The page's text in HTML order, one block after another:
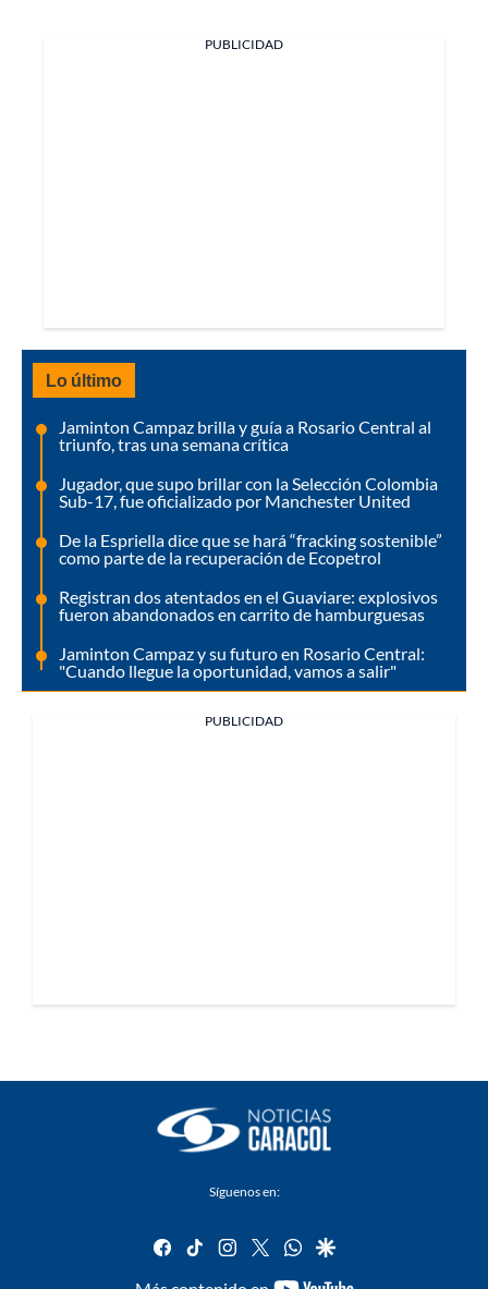
PUBLICIDAD
Lo último
Jaminton Campaz brilla y guía a Rosario Central al
triunfo, tras una semana crítica
Jugador, que supo brillar con la Selección Colombia
Sub-17, fue oficializado por Manchester United
De la Espriella dice que se hará “fracking sostenible”
como parte de la recuperación de Ecopetrol
Registran dos atentados en el Guaviare: explosivos
fueron abandonados en carrito de hamburguesas
Jaminton Campaz y su futuro en Rosario Central:
"Cuando llegue la oportunidad, vamos a salir"
PUBLICIDAD
Síguenos en:
facebook
tiktok instagram
twitterwhatsapp
google